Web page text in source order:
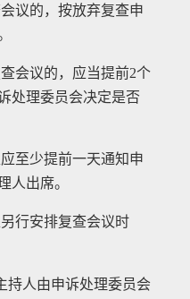
议的，按放弃复查申
会议的，应当提前2个
处理委员会决定是否
至少提前一天通知申
人出席。
行安排复查会议时
持人由申诉处理委员会